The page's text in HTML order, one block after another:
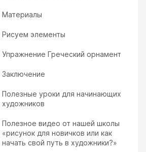
Материалы
Рисуем элементы
Упражнение Греческий орнамент
Заключение
Полезные уроки для начинающих
художников
Полезное видео от нашей школы
«рисунок для новичков или как
начать свой путь в художники?»